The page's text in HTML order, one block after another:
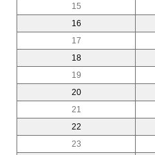
15
16
17
18
19
20
21
22
23